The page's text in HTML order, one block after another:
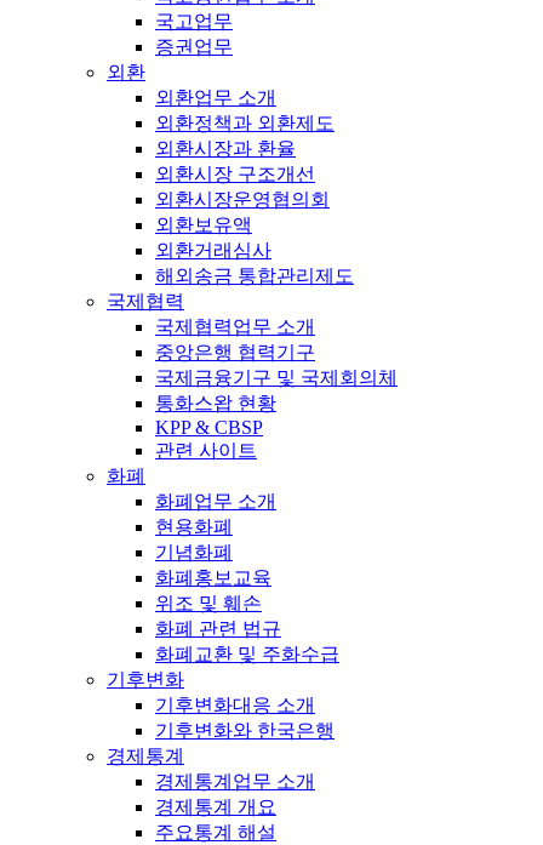
국고업무
증권업무
외환
외환업무 소개
외환정책과 외환제도
외환시장과 환율
외환시장 구조개선
외환시장운영협의회
외환보유액
외환거래심사
해외송금 통합관리제도
국제협력
국제협력업무 소개
중앙은행 협력기구
국제금융기구 및 국제회의체
통화스왑 현황
KPP & CBSP
관련 사이트
화폐
화폐업무 소개
현용화폐
기념화폐
화폐홍보교육
위조 및 훼손
화폐 관련 법규
화폐교환 및 주화수급
기후변화
기후변화대응 소개
기후변화와 한국은행
경제통계
경제통계업무 소개
경제통계 개요
주요통계 해설